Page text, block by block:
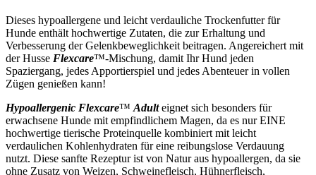
Dieses hypoallergene und leicht verdauliche Trockenfutter für
Hunde enthält hochwertige Zutaten, die zur Erhaltung und
Verbesserung der Gelenkbeweglichkeit beitragen. Angereichert mit
der Husse Flexcare™-Mischung, damit Ihr Hund jeden
Spaziergang, jedes Apportierspiel und jedes Abenteuer in vollen
Zügen genießen kann!
Hypoallergenic Flexcare™ Adulteignet sich besonders für
erwachsene Hunde mit empfindlichem Magen, da es nur EINE
hochwertige tierische Proteinquelle kombiniert mit leicht
verdaulichen Kohlenhydraten für eine reibungslose Verdauung
nutzt. Diese sanfte Rezeptur ist von Natur aus hypoallergen, da sie
ohne Zusatz von Weizen, Schweinefleisch, Hühnerfleisch,